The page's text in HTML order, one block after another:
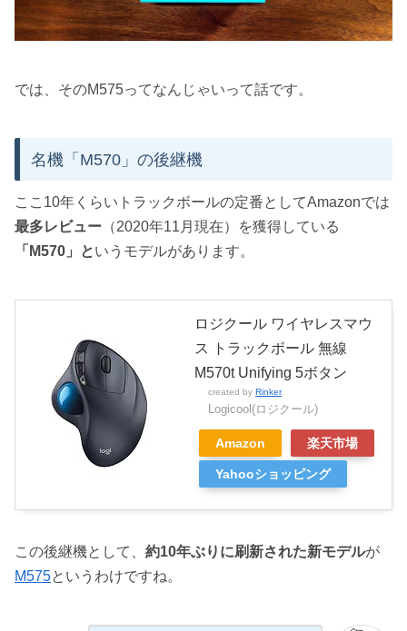
では、そのM575ってなんじゃいって話です。
名機「M570」の後継機
ここ10年くらいトラックボールの定番としてAmazonでは
最多レビュー （2020年11月現在）を獲得している
「M570」というモデルがあります。
ロジクール ワイヤレスマウ
ス トラックボール 無線
M570t Unifying 5ボタン
created by Rinker
Logicool(ロジクール)
Amazon 楽天市場
Yahooショッピング
この後継機として、 約10年ぶりに刷新された新モデルが
M575というわけですね。